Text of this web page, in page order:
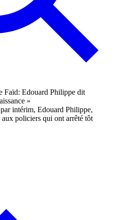
intérim, Edouard Philippe,
policiers qui ont arrêté tôt